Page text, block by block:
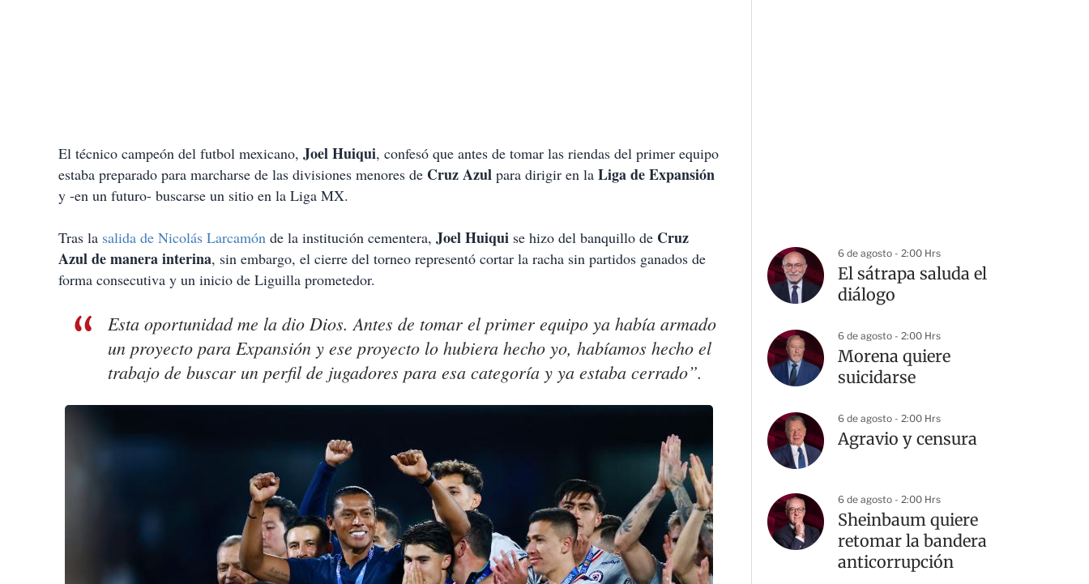
El técnico campeón del futbol mexicano, Joel Huiqui, confesó que antes de tomar las riendas del primer equipo
estaba preparado para marcharse de las divisiones menores de Cruz Azul para dirigir en la Liga de Expansión
y -en un futuro- buscarse un sitio en la Liga MX.
Tras la salida de Nicolás Larcamón de la institución cementera, Joel Huiqui se hizo del banquillo de Cruz
Azul de manera interina, sin embargo, el cierre del torneo representó cortar la racha sin partidos ganados de
forma consecutiva y un inicio de Liguilla prometedor.
Esta oportunidad me la dio Dios. Antes de tomar el primer equipo ya había armado
un proyecto para Expansión y ese proyecto lo hubiera hecho yo, habíamos hecho el
trabajo de buscar un perfil de jugadores para esa categoría y ya estaba cerrado”.
6 de agosto - 2:00 Hrs
El sátrapa saluda el
diálogo
6 de agosto - 2:00 Hrs
Morena quiere
suicidarse
6 de agosto - 2:00 Hrs
Agravio y censura
6 de agosto - 2:00 Hrs
Sheinbaum quiere
retomar la bandera
anticorrupción